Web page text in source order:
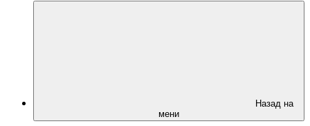
Назад на
мени